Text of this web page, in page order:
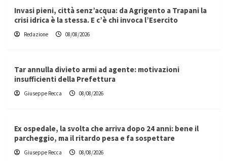
Invasi pieni, città senz’acqua: da Agrigento a Trapani la
crisi idrica è la stessa. E c’è chi invoca l’Esercito
Redazione 08/08/2026
Tar annulla divieto armi ad agente: motivazioni
insufficienti della Prefettura
Giuseppe Recca 08/08/2026
Ex ospedale, la svolta che arriva dopo 24 anni: bene il
parcheggio, ma il ritardo pesa e fa sospettare
Giuseppe Recca 08/08/2026